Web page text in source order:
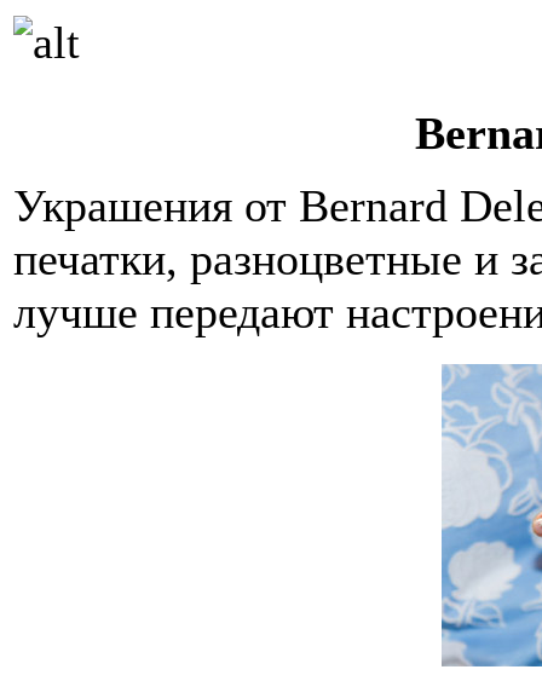
Украшения от Bernard
печатки, разноцветные и
лучше передают